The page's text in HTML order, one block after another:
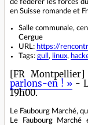
de fédérer les forces
en Suisse romande et
Salle communale,
Cergue
URL: https://
Tags: gull , linux,
[FR Montpellier]
parlons-en ! »-
19h00.
Le Faubourg Marché,
Le Faubourg